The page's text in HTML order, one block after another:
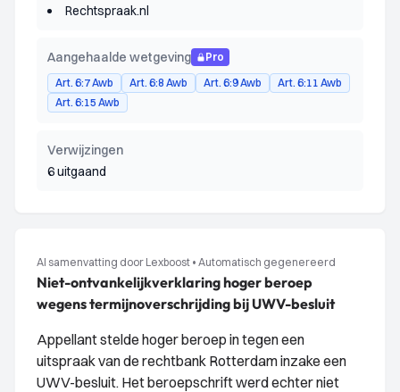
Rechtspraak.nl
Aangehaalde wetgeving
Pro
Art. 6:7 Awb
Art. 6:8 Awb Art. 6:9 Awb
Art. 6:11 Awb
Art. 6:15 Awb
Verwijzingen
6 uitgaand
AI samenvatting door Lexboost • Automatisch gegenereerd
Niet-ontvankelijkverklaring hoger beroep
wegens termijnoverschrijding bij UWV-besluit
Appellant stelde hoger beroep in tegen een
uitspraak van de rechtbank Rotterdam inzake een
UWV-besluit. Het beroepschrift werd echter niet